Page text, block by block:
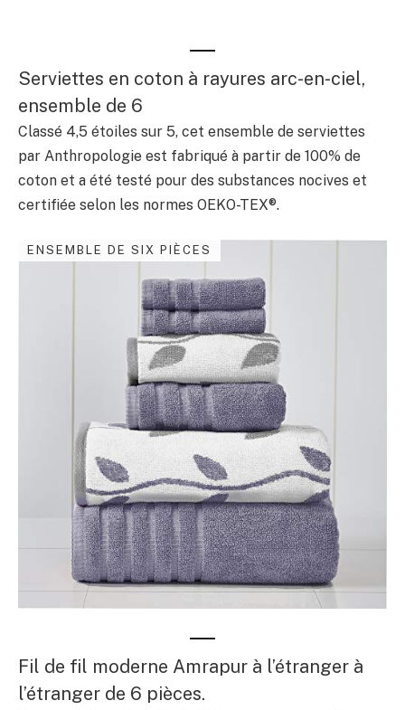
Serviettes en coton à rayures arc-en-ciel,
ensemble de 6
Classé 4,5 étoiles sur 5, cet ensemble de serviettes
par Anthropologie est fabriqué à partir de 100% de
coton et a été testé pour des substances nocives et
certifiée selon les normes OEKO-TEX®.
ENSEMBLE DE SIX PIÈCES
Fil de fil moderne Amrapur à l’étranger à
l’étranger de 6 pièces.